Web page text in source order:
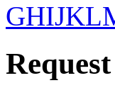
GHIJKL